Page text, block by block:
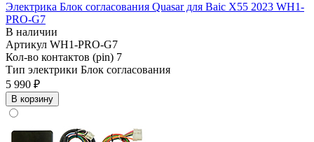
Электрика Блок согласования Quasar для Baic X55 2023 WH1-
PRO-G7
В наличии
Артикул WH1-PRO-G7
Кол-во контактов (pin) 7
Тип электрики Блок согласования
5 990 ₽
В корзину